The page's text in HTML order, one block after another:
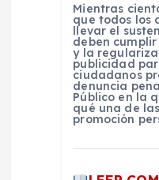
Mientras
que todos los
llevar el
deben
y la
publicidad
ciudadanos
denuncia
Público en la
qué una de
promoción